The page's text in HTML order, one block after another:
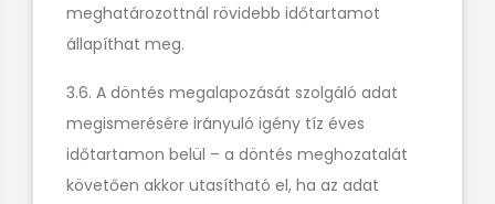
meghatározottnál rövidebb időtartamot
állapíthat meg.
3.6. A döntés megalapozását szolgáló adat
megismerésére irányuló igény tíz éves
időtartamon belül – a döntés meghozatalát
követően akkor utasítható el, ha az adat